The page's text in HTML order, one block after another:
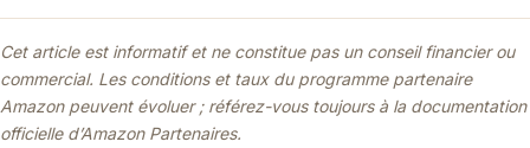
Cet article est informatif et ne constitue pas un conseil financier ou
commercial. Les conditions et taux du programme partenaire
Amazon peuvent évoluer ; référez-vous toujours à la documentation
officielle d’Amazon Partenaires.